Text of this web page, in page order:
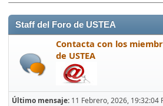
Staff del Foro de USTEA
Contacta con los
de USTEA
Último mensaje: 11 Febrero, 2026, 19:32:04